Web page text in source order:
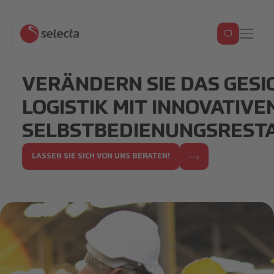
VERÄNDERN SIE DAS
LOGISTIK MIT
LASSEN SIE SICH VON UNS BERATEN!